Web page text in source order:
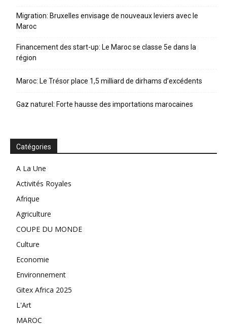
Migration: Bruxelles envisage de nouveaux leviers avec le
Maroc
Financement des start-up: Le Maroc se classe 5e dans la
région
Maroc: Le Trésor place 1,5 milliard de dirhams d’excédents
Gaz naturel: Forte hausse des importations marocaines
Catégories
A La Une
Activités Royales
Afrique
Agriculture
COUPE DU MONDE
Culture
Economie
Environnement
Gitex Africa 2025
L'Art
MAROC